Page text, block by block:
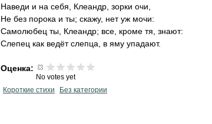
Наведи и на себя, Клеандр, зорки очи,
Не без порока и ты; скажу, нет уж мочи:
Самолюбец ты, Клеандр; все, кроме тя, знают:
Слепец как ведёт слепца, в яму упадают.
Оценка:
No votes yet
Короткие стихи
Без категории